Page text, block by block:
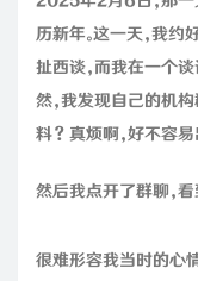
历新年。这一天，我约
扯西谈，而我在一个
然，我发现自己的机
料？真烦啊，好不容
然后我点开了群聊，
很难形容我当时的心